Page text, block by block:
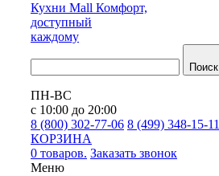
Кухни Mall Комфорт,
доступный
каждому
Поиск
ПН-ВС
с 10:00 до 20:00
8 (800) 302-77-06 8 (499) 348-15-11
КОРЗИНА
0 товаров. Заказать звонок
Меню